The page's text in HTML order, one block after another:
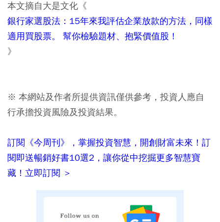
本文摘自大是文化《
銀行家選股法：15年來我評估企業放款的方法，同樣
適用買股票。 幫你檢驗題材、抱緊價值股！
》
※ 本網站及作者所提供資訊僅供參考，投資人應自
行承擔投資風險及投資結果。
訂閱《今周刊》，掌握投資智慧，開創財富未來！訂
閱即送暢銷好書10選2，讓你從中挖掘更多智慧寶
藏！立即訂閱 ＞